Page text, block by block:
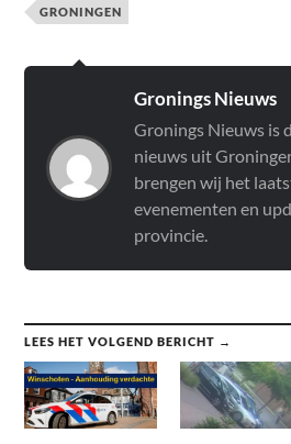
GRONINGEN
Gronings Nieuws
Gronings Nieuws is
nieuws uit
brengen wij het
evenementen en
provincie.
LEES HET VOLGEND BERICHT →